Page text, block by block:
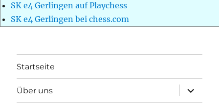
SK e4 Gerlingen auf Playchess
SK e4 Gerlingen bei chess.com
Startseite
Über uns
öffnen